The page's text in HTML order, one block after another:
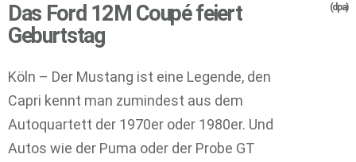
Das Ford 12M Coupé feiert
Geburtstag
(dpa)
Köln – Der Mustang ist eine Legende, den
Capri kennt man zumindest aus dem
Autoquartett der 1970er oder 1980er. Und
Autos wie der Puma oder der Probe GT